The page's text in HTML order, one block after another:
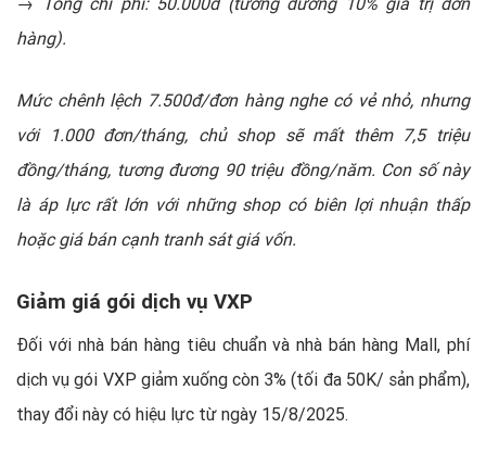
hàng).
Mức chênh lệch 7.500đ/đơn hàng nghe có vẻ nhỏ, nhưng
với 1.000 đơn/tháng, chủ shop sẽ mất thêm 7,5 triệu
đồng/tháng, tương đương 90 triệu đồng/năm. Con số này
là áp lực rất lớn với những shop có biên lợi nhuận thấp
hoặc giá bán cạnh tranh sát giá vốn.
Giảm giá gói dịch vụ VXP
Đối với nhà bán hàng tiêu chuẩn và nhà bán hàng Mall, phí
dịch vụ gói VXP giảm xuống còn 3% (tối đa 50K/ sản phẩm),
thay đổi này có hiệu lực từ ngày 15/8/2025.